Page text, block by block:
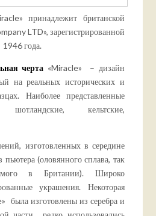
принадлежит британской
LTD», зарегистрированной
года.
черта «Miracle» – дизайн
на реальных исторических и
Наиболее представленные
кельтские,
изготовленных в середине
(оловянного сплава, так
в Британии). Широко
украшения. Некоторая
была изготовлены из серебра и